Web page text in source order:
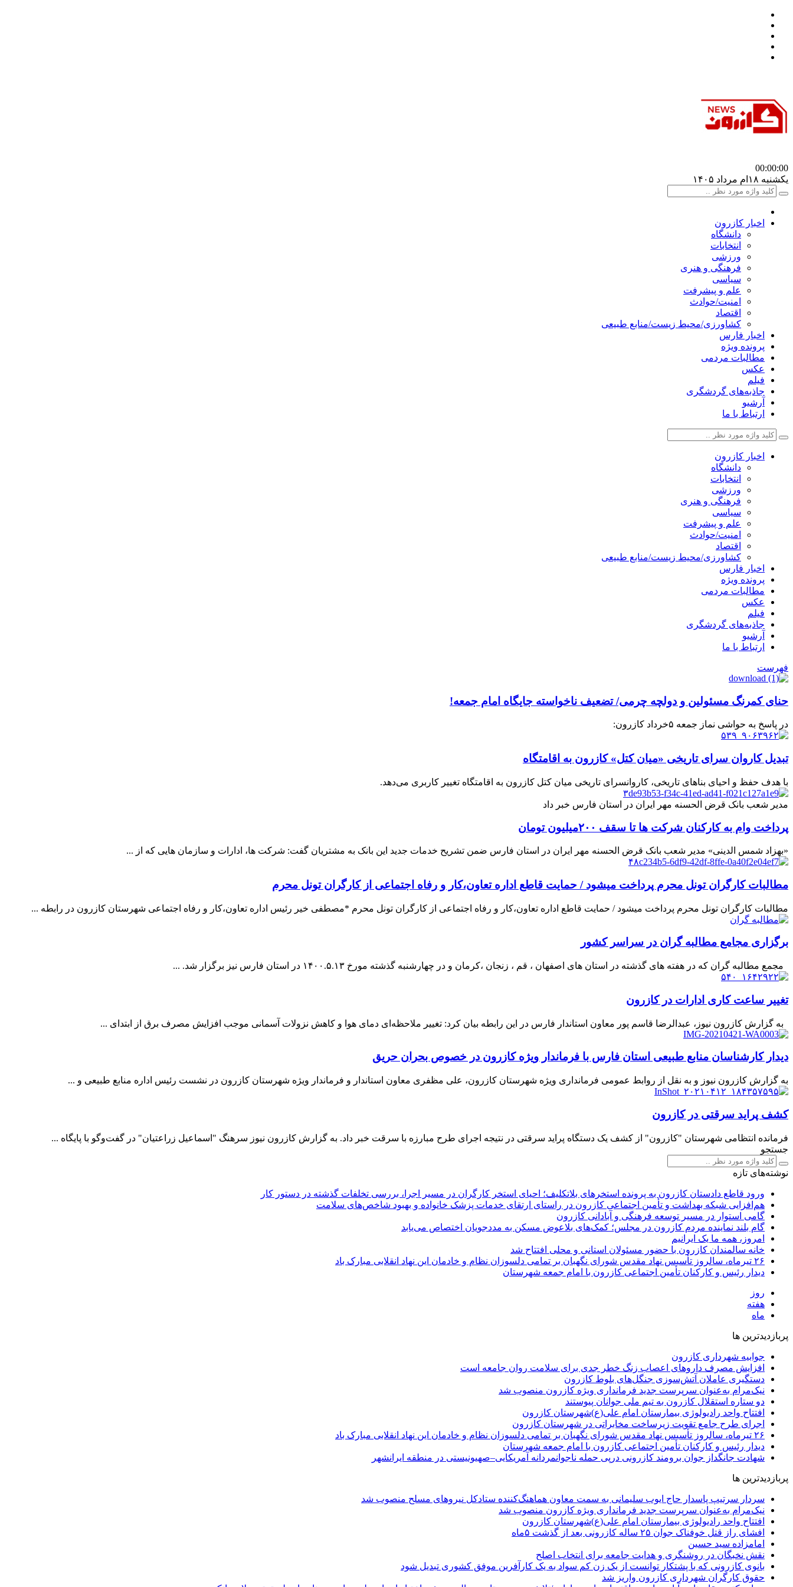
00:00:00
یکشنبه ۱۸ام مرداد ۱۴۰۵
اخبار کازرون
دانشگاه
انتخابات
ورزشی
فرهنگی و هنری
سیاسی
علم و پیشرفت
امنیت/حوادث
اقتصاد
کشاورزی/محیط زیست/منابع طبیعی
اخبار فارس
پرونده ویژه
مطالبات مردمی
عکس
فیلم
جاذبه‌های گردشگری
آرشیو
ارتباط با ما
اخبار کازرون
دانشگاه
انتخابات
ورزشی
فرهنگی و هنری
سیاسی
علم و پیشرفت
امنیت/حوادث
اقتصاد
کشاورزی/محیط زیست/منابع طبیعی
اخبار فارس
پرونده ویژه
مطالبات مردمی
عکس
فیلم
جاذبه‌های گردشگری
آرشیو
ارتباط با ما
فهرست
حنای کمرنگ مسئولین و دولچه چرمی/ تضعیف ناخواسته جایگاه امام جمعه!
در پاسخ به حواشی نماز جمعه ۵خرداد کازرون:
تبدیل کاروان سرای تاریخی «میان کتل» کازرون به اقامتگاه
با هدف حفظ و احیای بنا‌های تاریخی، کاروانسرای تاریخی میان کتل کازرون به اقامتگاه تغییر کاربری می‌دهد.
مدیر شعب بانک قرض الحسنه مهر ایران در استان فارس خبر داد
پرداخت وام به کارکنان شرکت ها تا سقف ۲۰۰میلیون تومان
«بهزاد شمس الدینی» مدیر شعب بانک قرض الحسنه مهر ایران در استان فارس ضمن تشریح خدمات جدید این بانک به مشتریان گفت: شرکت ها، ادارات و سازمان هایی که از ...
مطالبات کارگران تونل محرم پرداخت میشود / حمایت قاطع اداره تعاون،کار و رفاه اجتماعی از کارگران تونل محرم
مطالبات کارگران تونل محرم پرداخت میشود / حمایت قاطع اداره تعاون،کار و رفاه اجتماعی از کارگران تونل محرم *مصطفی خیر رئیس اداره تعاون،کار و رفاه اجتماعی شهرستان کازرون در رابطه ...
برگزاری مجامع مطالبه گران در سراسر کشور
مجمع مطالبه گران که در هفته های گذشته در استان های اصفهان ، قم ، زنجان ،کرمان و در چهارشنبه گذشته مورخ ۱۴۰۰.۵.۱۳ در استان فارس نیز برگزار شد. ...
تغییر ساعت کاری ادارات در کازرون
به گزارش کازرون نیوز، عبدالرضا قاسم پور معاون استاندار فارس در این رابطه بیان کرد: تغییر ملاحظه‌ای دمای هوا و کاهش نزولات آسمانی موجب افزایش مصرف برق از ابتدای ...
دیدار کارشناسان منابع طبیعی استان فارس با فرماندار ویژه کازرون در خصوص بحران حریق
به گزارش کازرون نیوز و به نقل از روابط عمومی فرمانداری ویژه شهرستان کازرون، علی مظفری معاون استاندار و فرماندار ویژه شهرستان کازرون در نشست رئیس اداره منابع طبیعی و ...
کشف پراید سرقتی در کازرون
فرمانده انتظامی شهرستان "کازرون" از کشف یک دستگاه پراید سرقتی در نتیجه اجرای طرح مبارزه با سرقت خبر داد. به گزارش کازرون نیوز سرهنگ "اسماعیل زراعتیان" در گفت‌وگو با پايگاه ...
جستجو
نوشته‌های تازه
ورود قاطع دادستان کازرون به پرونده استخرهای بلاتکلیف؛ احیای استخر کارگران در مسیر اجرا، بررسی تخلفات گذشته در دستور کار
هم‌افزایی شبکه بهداشت و تأمین اجتماعی کازرون در راستای ارتقای خدمات پزشک خانواده و بهبود شاخص‌های سلامت
گامی استوار در مسیر توسعه فرهنگی و آبادانی کازرون
گام بلند نماینده مردم کازرون در مجلس؛ کمک‌های بلاعوض مسکن به مددجویان اختصاص می‌یابد
امروز، همه ما یک ایرانیم
خانه سالمندان کازرون با حضور مسئولان استانی و محلی افتتاح شد
۲۶ تیرماه، سالروز تأسیس نهاد مقدس شورای نگهبان بر تمامی دلسوزان نظام و خادمان این نهاد انقلابی مبارک باد
دیدار رئیس و کارکنان تأمین اجتماعی کازرون با امام جمعه شهرستان
روز
هفته
ماه
پربازدیدترین ها
جوابیه شهرداری کازرون
افزایش مصرف داروهای اعصاب زنگ خطر جدی برای سلامت روان جامعه است
دستگیری عاملان آتش‌سوزی جنگل‌های بلوط کازرون
نیک‌مرام به‌عنوان سرپرست جدید فرمانداری ویژه کازرون منصوب شد
دو ستاره استقلال کازرون به تیم ملی جوانان پیوستند
افتتاح واحد رادیولوژی بیمارستان امام علی(ع)شهرستان کازرون
اجرای طرح جامع تقویت زیرساخت مخابراتی در شهرستان کازرون
۲۶ تیرماه، سالروز تأسیس نهاد مقدس شورای نگهبان بر تمامی دلسوزان نظام و خادمان این نهاد انقلابی مبارک باد
دیدار رئیس و کارکنان تأمین اجتماعی کازرون با امام جمعه شهرستان
شهادت جانگداز جوان برومند کازرونی درپی حمله ناجوانمردانه آمریکایی–صهیونیستی در منطقه ایرانشهر
پربازدیدترین ها
سردار سرتیپ پاسدار حاج ایوب سلیمانی به سمت معاون هماهنگ‌کننده ستادکل نیروهای مسلح منصوب شد
نیک‌مرام به‌عنوان سرپرست جدید فرمانداری ویژه کازرون منصوب شد
افتتاح واحد رادیولوژی بیمارستان امام علی(ع)شهرستان کازرون
افشای راز قتل خوفناک جوان ۲۵ ساله کازرونی بعد از گذشت ۵ماه
امامزاده سید حسین
نقش نخبگان در روشنگری و هدایت‌ جامعه برای انتخاب اصلح
بانوی کازرونی که با پشتکار توانست از یک زن کم سواد به یک کارآفرین موفق کشوری تبدیل شود
حقوق کارگران شهرداری کازرون واریز شد